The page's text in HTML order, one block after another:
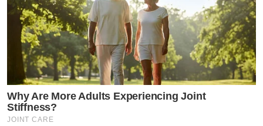
Why Are More Adults Experiencing Joint
Stiffness?
JOINT CARE